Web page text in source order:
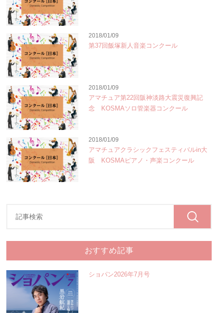
2018/01/09
第37回飯塚新人音楽コンクール
2018/01/09
アマチュア第22回阪神淡路大震災復興記
念 KOSMAソロ管楽器コンクール
2018/01/09
アマチュアクラシックフェスティバルin大
阪 KOSMAピアノ・声楽コンクール
おすすめ記事
ショパン2026年7月号